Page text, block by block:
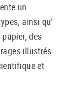
un
ainsi qu’
des
illustrés.
et